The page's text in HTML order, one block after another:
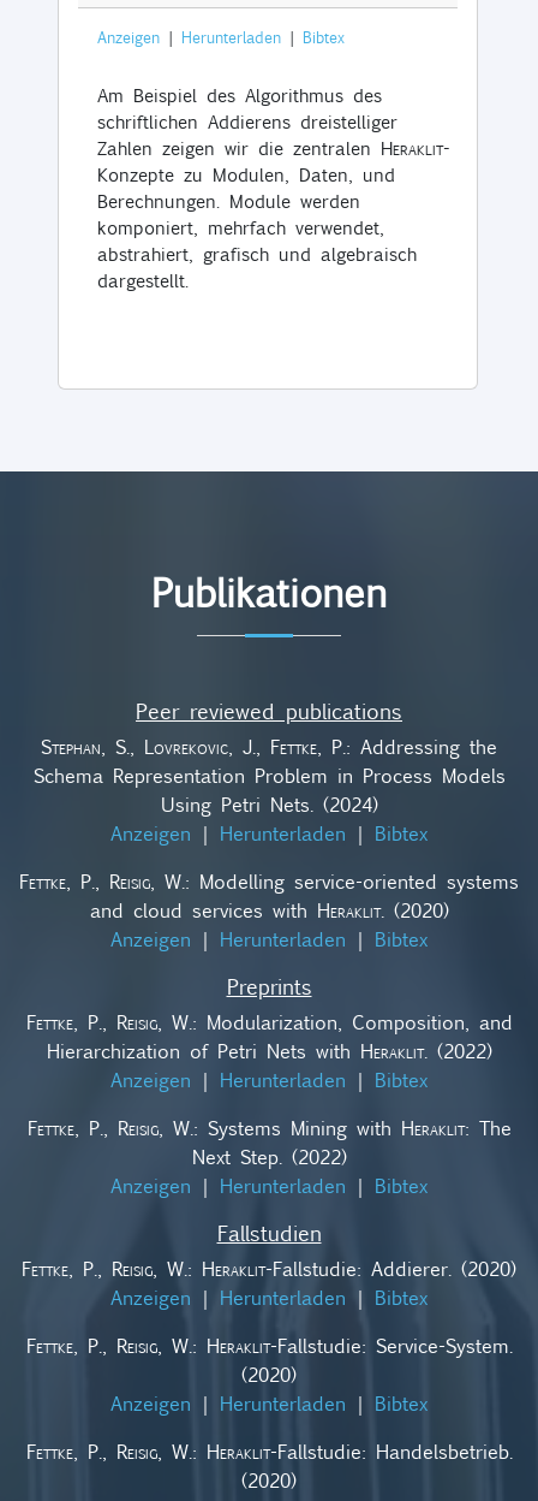
Anzeigen | Herunterladen | Bibtex
Am Beispiel des Algorithmus des
schriftlichen Addierens dreistelliger
Zahlen zeigen wir die zentralen Heraklit-
Konzepte zu Modulen, Daten, und
Berechnungen. Module werden
komponiert, mehrfach verwendet,
abstrahiert, grafisch und algebraisch
dargestellt.
Publikationen
Peer reviewed publications
Stephan, S., Lovrekovic, J., Fettke, P.: Addressing the
Schema Representation Problem in Process Models
Using Petri Nets. (2024)
Anzeigen | Herunterladen | Bibtex
Fettke, P., Reisig, W.: Modelling service-oriented systems
and cloud services with Heraklit. (2020)
Anzeigen | Herunterladen | Bibtex
Preprints
Fettke, P., Reisig, W.: Modularization, Composition, and
Hierarchization of Petri Nets with Heraklit. (2022)
Anzeigen | Herunterladen | Bibtex
Fettke, P., Reisig, W.: Systems Mining with Heraklit: The
Next Step. (2022)
Anzeigen | Herunterladen | Bibtex
Fallstudien
Fettke, P., Reisig, W.: Heraklit-Fallstudie: Addierer. (2020)
Anzeigen | Herunterladen | Bibtex
Fettke, P., Reisig, W.: Heraklit-Fallstudie: Service-System.
(2020)
Anzeigen | Herunterladen | Bibtex
Fettke, P., Reisig, W.: Heraklit-Fallstudie: Handelsbetrieb.
(2020)